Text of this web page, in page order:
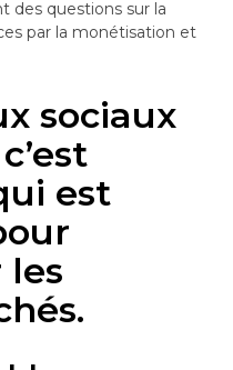
des questions sur la
par la monétisation et
sociaux
est
les